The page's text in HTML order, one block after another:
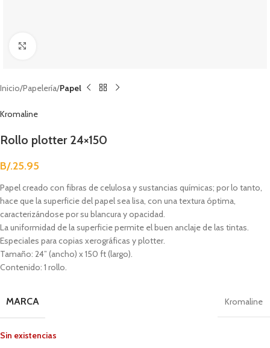
Inicio Papelería Papel
Kromaline
Rollo plotter 24×150
B/.25.95
Papel creado con fibras de celulosa y sustancias químicas; por lo tanto,
hace que la superficie del papel sea lisa, con una textura óptima,
caracterizándose por su blancura y opacidad.
La uniformidad de la superficie permite el buen anclaje de las tintas.
Especiales para copias xerográficas y plotter.
Tamaño: 24” (ancho) x 150 ft (largo).
Contenido: 1 rollo.
MARCA Kromaline
Sin existencias